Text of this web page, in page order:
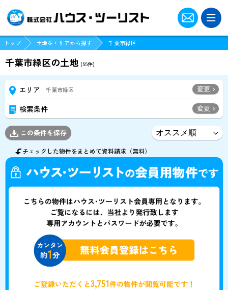
トップ 土地をエリアから探す 千葉市緑区
千葉市緑区の土地 (55件)
エリア 千葉市緑区 変更
検索条件 変更
この条件を保存
チェックした物件をまとめて資料請求（無料）
ご登録いただくと3,751件の物件が閲覧可能です！